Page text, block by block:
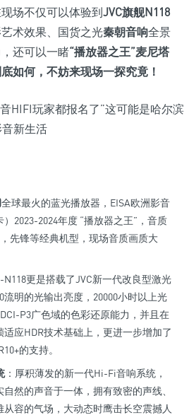
场不仅可以体验到JVC旗舰N118
术效果、国货之光秦朝音响全景
还可以一睹“播放器之王”麦尼塔
如何，不妨来现场一探究竟！
全球最火的蓝光播放器，EISA欧洲影音
2023-2024年度 “播放器之王”，音质
先锋等经典机型，现场音质画质大
N118更是搭载了JVC新一代改良型激光
流明的光输出亮度，20000小时以上光
P3广色域的色彩还原能力，并且在
适应HDR技术基础上，更进一步增加了
的支持。
：厚积薄发的新一代Hi-Fi音响系统，
然的声音于一体，拥有致密的声线、
容的气场，大动态时鹰击长空震撼人